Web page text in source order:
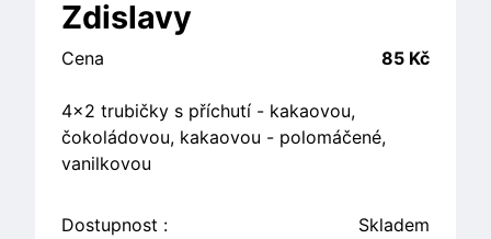
Zdislavy
Cena 85 Kč
4x2 trubičky s příchutí - kakaovou,
čokoládovou, kakaovou - polomáčené,
vanilkovou
Dostupnost :
Skladem